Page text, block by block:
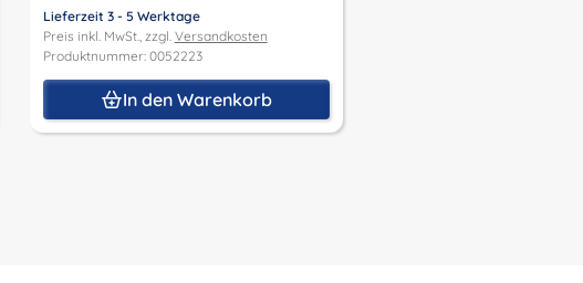
Lieferzeit 3 - 5 Werktage
Preis inkl. MwSt., zzgl. Versandkosten
Produktnummer: 0052223
In den Warenkorb